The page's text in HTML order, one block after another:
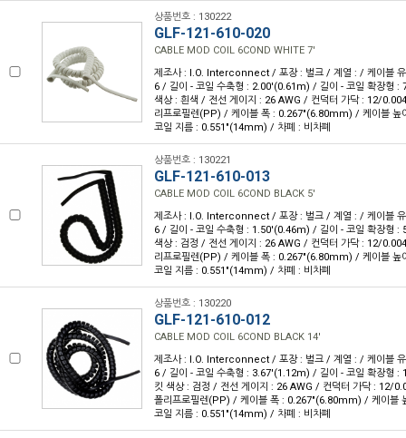
상품번호 : 130222
GLF-121-610-020
CABLE MOD COIL 6COND WHITE 7'
제조사 : I.O. Interconnect / 포장 : 벌크 / 계열 : / 케이블
6 / 길이 - 코일 수축형 : 2.00'(0.61m) / 길이 - 코일 확장형
색상 : 흰색 / 전선 게이지 : 26 AWG / 컨덕터 가닥 : 12/
리프로필렌(PP) / 케이블 폭 : 0.267"(6.80mm) / 케이블
코일 지름 : 0.551"(14mm) / 차폐 : 비차폐
상품번호 : 130221
GLF-121-610-013
CABLE MOD COIL 6COND BLACK 5'
제조사 : I.O. Interconnect / 포장 : 벌크 / 계열 : / 케이블
6 / 길이 - 코일 수축형 : 1.50'(0.46m) / 길이 - 코일 확장형
색상 : 검정 / 전선 게이지 : 26 AWG / 컨덕터 가닥 : 12/
리프로필렌(PP) / 케이블 폭 : 0.267"(6.80mm) / 케이블
코일 지름 : 0.551"(14mm) / 차폐 : 비차폐
상품번호 : 130220
GLF-121-610-012
CABLE MOD COIL 6COND BLACK 14'
제조사 : I.O. Interconnect / 포장 : 벌크 / 계열 : / 케이블
6 / 길이 - 코일 수축형 : 3.67'(1.12m) / 길이 - 코일 확장형
킷 색상 : 검정 / 전선 게이지 : 26 AWG / 컨덕터 가닥 : 12/
폴리프로필렌(PP) / 케이블 폭 : 0.267"(6.80mm) / 케이
코일 지름 : 0.551"(14mm) / 차폐 : 비차폐